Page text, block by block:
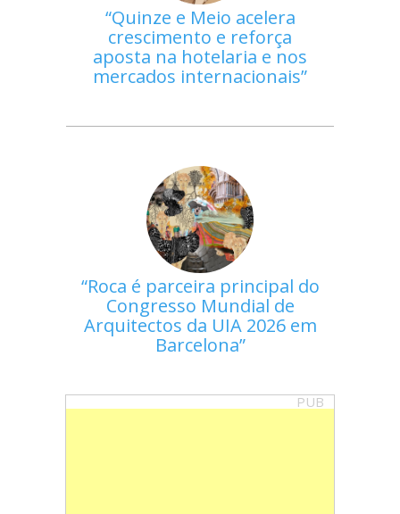
Quinze e Meio acelera
crescimento e reforça
aposta na hotelaria e nos
mercados internacionais
Roca é parceira principal do
Congresso Mundial de
Arquitectos da UIA 2026 em
Barcelona
PUB